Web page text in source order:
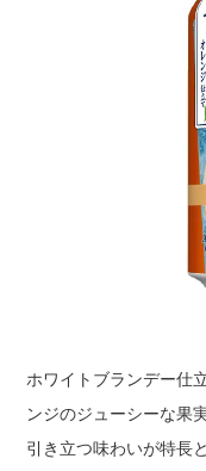
ホワイトブランデー仕
ンジのジューシーな果
引き立つ味わいが特長